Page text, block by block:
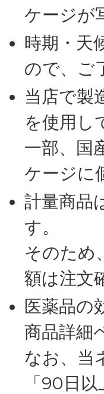
ケージが
時期・天
ので、ご
当店で製
を使用し
一部、国
ケージに
計量商品
す。
そのため
額は注文
医薬品の
商品詳細
なお、当
「90日